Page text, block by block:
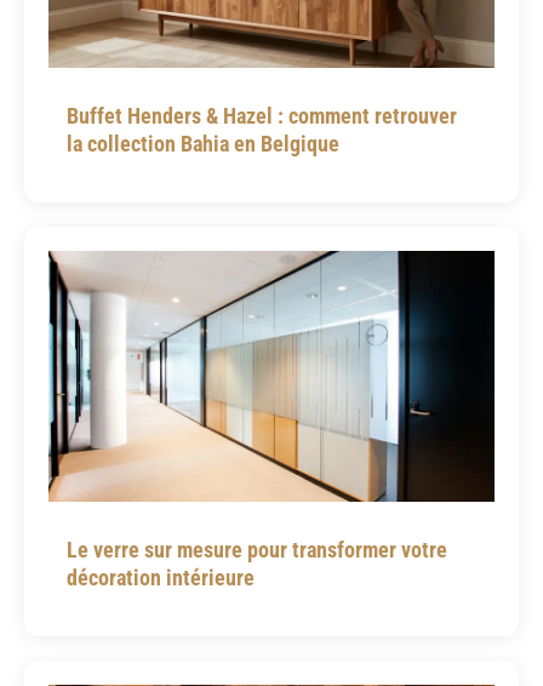
Buffet Henders & Hazel : comment retrouver
la collection Bahia en Belgique
Le verre sur mesure pour transformer votre
décoration intérieure